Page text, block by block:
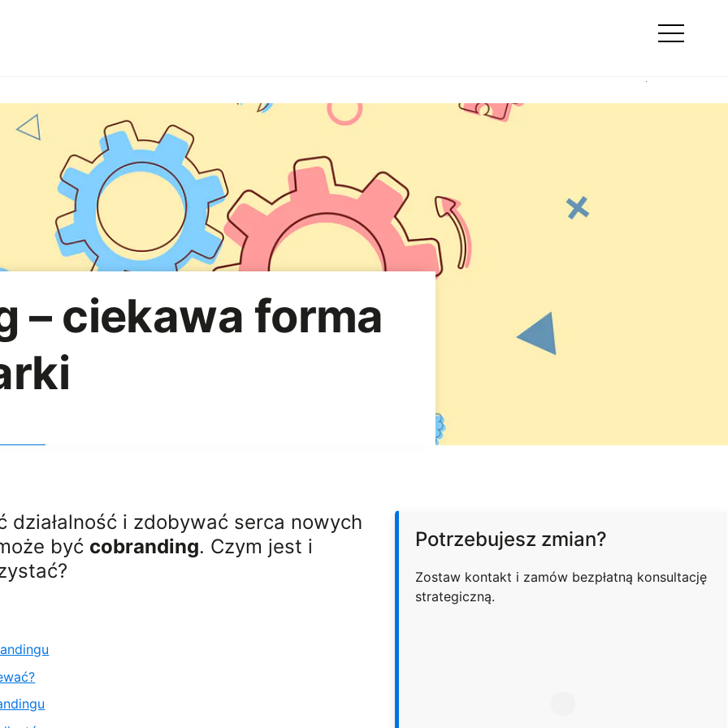
– ciekawa forma
działalność i zdobywać serca nowych
być cobranding. Czym jest i
Potrzebujesz zmian?
Zostaw kontakt i zamów bezpłatną konsultację
strategiczną.